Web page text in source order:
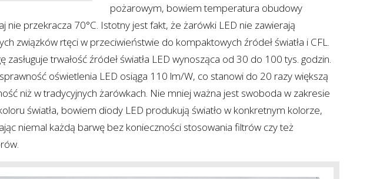
pożarowym, bowiem temperatura obudowy
nie przekracza 70°C. Istotny jest fakt, że żarówki LED nie zawierają
związków rtęci w przeciwieństwie do kompaktowych źródeł światła i CFL.
zasługuje trwałość źródeł światła LED wynosząca od 30 do 100 tys. godzin.
oświetlenia LED osiąga 110 lm/W, co stanowi do 20 razy większą
niż w tradycyjnych żarówkach. Nie mniej ważna jest swoboda w zakresie
światła, bowiem diody LED produkują światło w konkretnym kolorze,
niemal każdą barwę bez konieczności stosowania filtrów czy też